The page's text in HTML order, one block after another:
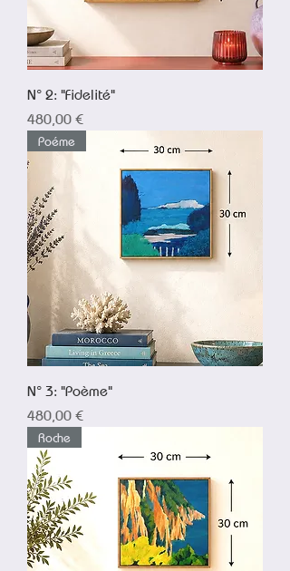
N° 2: "Fidelité"
Prix
480,00 €
Poéme
N° 3: "Poème"
Prix
480,00 €
Roche